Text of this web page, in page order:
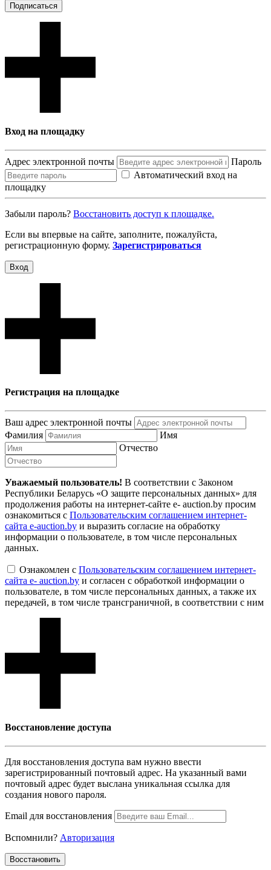
Подписаться
Вход на площадку
Адрес электронной почты
Пароль
Автоматический вход на
площадку
Забыли пароль? Восcтановить доступ к площадке.
Если вы впервые на сайте, заполните, пожалуйста,
регистрационную форму. Зарегистрироваться
Вход
Регистрация на площадке
Ваш адрес электронной почты
Фамилия
Имя
Отчество
Уважаемый пользователь! В соответствии с Законом
Республики Беларусь «О защите персональных данных» для
продолжения работы на интернет-сайте e- auction.by просим
ознакомиться с Пользовательским соглашением интернет-
сайта e-auction.by и выразить согласие на обработку
информации о пользователе, в том числе персональных
данных.
Ознакомлен с Пользовательским соглашением интернет-
сайта e- auction.by и согласен с обработкой информации о
пользователе, в том числе персональных данных, а также их
передачей, в том числе трансграничной, в соответствии с ним
Восcтановление доступа
Для восcтановления доступа вам нужно ввести
зарегистрированный почтовый адрес. На указанный вами
почтовый адрес будет выслана уникальная ссылка для
создания нового пароля.
Email для восcтановления
Вспомнили? Авторизация
Воcстановить